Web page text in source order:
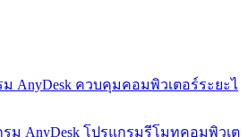
ม AnyDesk ควบคุมคอมพิวเตอร์ระยะไ
ม AnyDesk โปรแกรมรีโมทคอมพิวเต